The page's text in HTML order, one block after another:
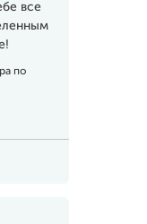
все
по